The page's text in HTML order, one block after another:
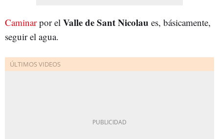
Caminarpor el Valle de Sant Nicolau es, básicamente,
seguir el agua.